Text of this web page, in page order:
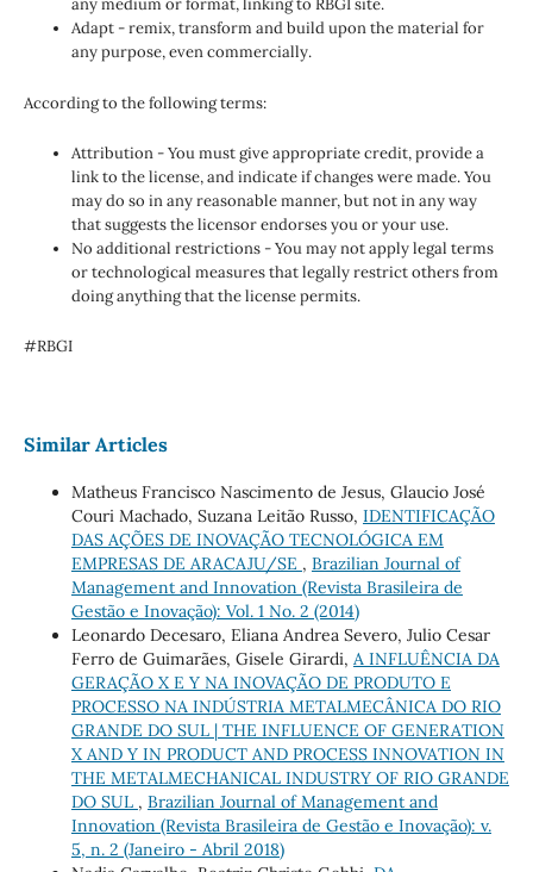
any medium or format, linking to RBGI site.
Adapt - remix, transform and build upon the material for
any purpose, even commercially.
According to the following terms:
Attribution - You must give appropriate credit, provide a
link to the license, and indicate if changes were made. You
may do so in any reasonable manner, but not in any way
that suggests the licensor endorses you or your use.
No additional restrictions - You may not apply legal terms
or technological measures that legally restrict others from
doing anything that the license permits.
#RBGI
Similar Articles
Matheus Francisco Nascimento de Jesus, Glaucio José
Couri Machado, Suzana Leitão Russo, IDENTIFICAÇÃO
DAS AÇÕES DE INOVAÇÃO TECNOLÓGICA EM
EMPRESAS DE ARACAJU/SE , Brazilian Journal of
Management and Innovation (Revista Brasileira de
Gestão e Inovação): Vol. 1 No. 2 (2014)
Leonardo Decesaro, Eliana Andrea Severo, Julio Cesar
Ferro de Guimarães, Gisele Girardi, A INFLUÊNCIA DA
GERAÇÃO X E Y NA INOVAÇÃO DE PRODUTO E
PROCESSO NA INDÚSTRIA METALMECÂNICA DO RIO
GRANDE DO SUL | THE INFLUENCE OF GENERATION
X AND Y IN PRODUCT AND PROCESS INNOVATION IN
THE METALMECHANICAL INDUSTRY OF RIO GRANDE
DO SUL , Brazilian Journal of Management and
Innovation (Revista Brasileira de Gestão e Inovação): v.
5, n. 2 (Janeiro - Abril 2018)